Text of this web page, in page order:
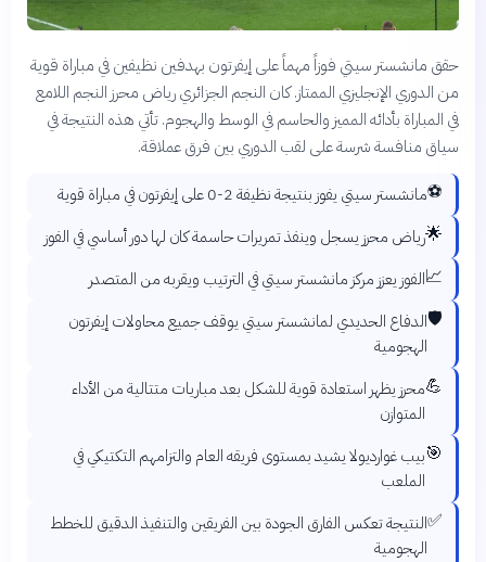
حقق مانشستر سيتي فوزاً مهماً على إيفرتون بهدفين نظيفين في مباراة قوية
من الدوري الإنجليزي الممتاز. كان النجم الجزائري رياض محرز النجم اللامع
في المباراة بأدائه المميز والحاسم في الوسط والهجوم. تأتي هذه النتيجة في
سياق منافسة شرسة على لقب الدوري بين فرق عملاقة.
⚽مانشستر سيتي يفوز بنتيجة نظيفة 2-0 على إيفرتون في مباراة قوية
🌟رياض محرز يسجل وينفذ تمريرات حاسمة كان لها دور أساسي في الفوز
📈الفوز يعزز مركز مانشستر سيتي في الترتيب ويقربه من المتصدر
🛡️الدفاع الحديدي لمانشستر سيتي يوقف جميع محاولات إيفرتون
الهجومية
💪محرز يظهر استعادة قوية للشكل بعد مباريات متتالية من الأداء
المتوازن
🎯بيب غوارديولا يشيد بمستوى فريقه العام والتزامهم التكتيكي في
الملعب
✅النتيجة تعكس الفارق الجودة بين الفريقين والتنفيذ الدقيق للخطط
الهجومية